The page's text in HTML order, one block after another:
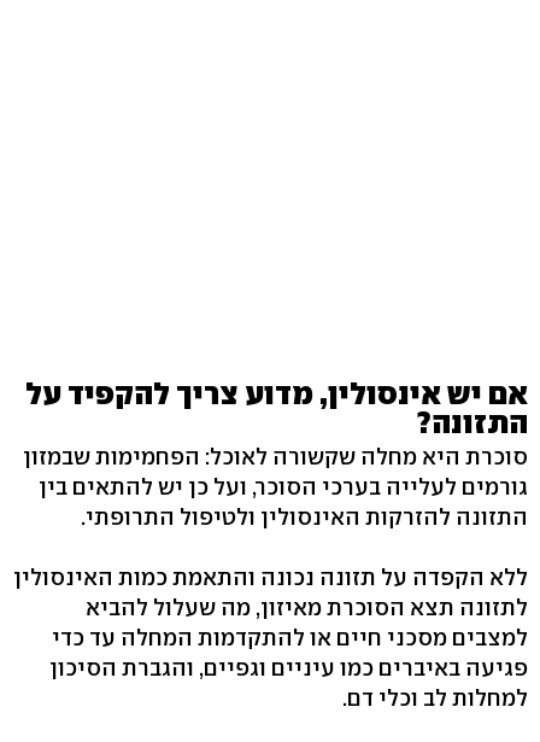
אם יש אינסולין, מדוע צריך להקפיד על
התזונה?
סוכרת היא מחלה שקשורה לאוכל: הפחמימות שבמזון
גורמים לעלייה בערכי הסוכר, ועל כן יש להתאים בין
התזונה להזרקות האינסולין ולטיפול התרופתי.
ללא הקפדה על תזונה נכונה והתאמת כמות האינסולין
לתזונה תצא הסוכרת מאיזון, מה שעלול להביא
למצבים מסכני חיים או להתקדמות המחלה עד כדי
פגיעה באיברים כמו עיניים וגפיים, והגברת הסיכון
למחלות לב וכלי דם.